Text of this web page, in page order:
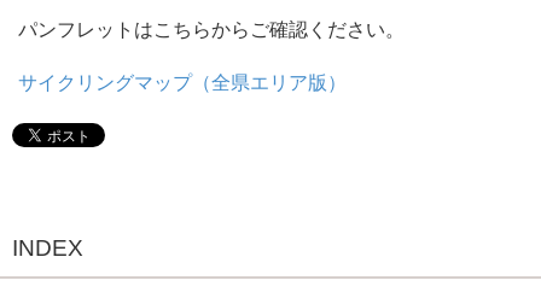
パンフレットはこちらからご確認ください。
サイクリングマップ（全県エリア版）
INDEX